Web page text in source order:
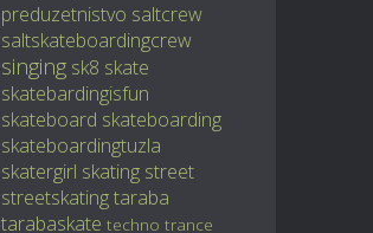
preduzetnistvo saltcrew
saltskateboardingcrew
singing sk8 skate
skatebardingisfun
skateboard skateboarding
skateboardingtuzla
skatergirl skating street
streetskating taraba
tarabaskate techno trance